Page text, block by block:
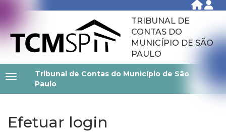
TRIBUNAL DE
CONTAS DO
MUNICÍPIO DE SÃO
PAULO
Tribunal de Contas do Município de São
Paulo
Efetuar login